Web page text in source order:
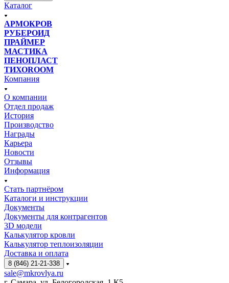
Каталог
АРМОКРОВ
РУБЕРОИД
ПРАЙМЕР
МАСТИКА
ПЕНОПЛАСТ
ТИХОROOM
Компания
О компании
Отдел продаж
История
Производство
Награды
Карьера
Новости
Отзывы
Информация
Стать партнёром
Каталоги и инструкции
Документы
Документы для контрагентов
3D модели
Калькулятор кровли
Калькулятор теплоизоляции
Доставка и оплата
8 (846) 21-21-338
sale@mkrovlya.ru